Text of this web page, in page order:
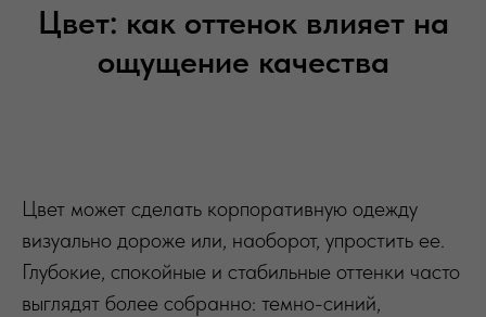
Цвет: как оттенок влияет на
ощущение качества
Цвет может сделать корпоративную одежду
визуально дороже или, наоборот, упростить ее.
Глубокие, спокойные и стабильные оттенки часто
выглядят более собранно: темно-синий,